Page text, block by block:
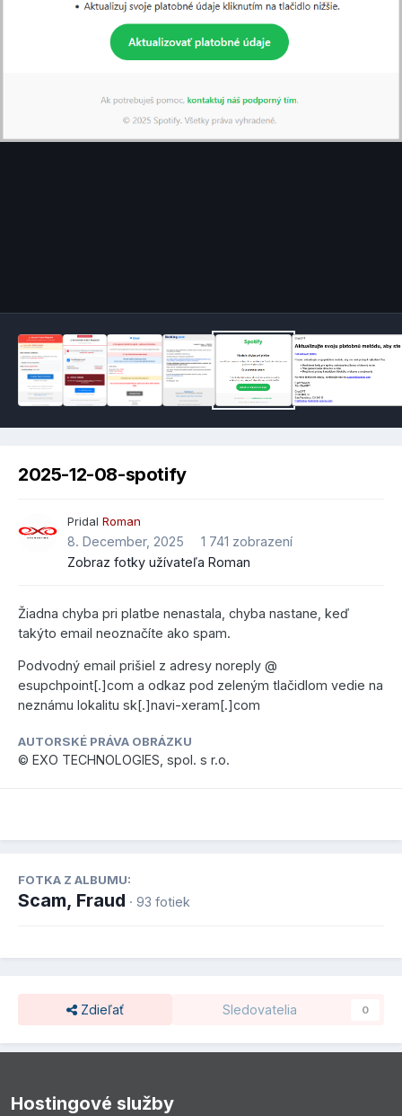
2025-12-08-spotify
Pridal Roman
8. December, 2025
1 741 zobrazení
Zobraz fotky užívateľa Roman
Žiadna chyba pri platbe nenastala, chyba nastane, keď
takýto email neoznačíte ako spam.
Podvodný email prišiel z adresy noreply @
esupchpoint[.]com a odkaz pod zeleným tlačidlom vedie na
neznámu lokalitu sk[.]navi-xeram[.]com
AUTORSKÉ PRÁVA OBRÁZKU
© EXO TECHNOLOGIES, spol. s r.o.
FOTKA Z ALBUMU:
Scam, Fraud · 93 fotiek
Zdieľať Sledovatelia 0
Hostingové služby